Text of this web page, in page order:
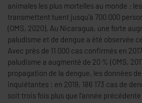
animales les plus mortelles au monde :
transmettent tuent jusqu'à 700 000
(OMS, 2020). Au Nicaragua, une forte
paludisme et de dengue a été observée
Avec près de 11 000 cas confirmés en
paludisme a augmenté de 20 % (OMS,
propagation de la dengue, les données
inquiétantes : en 2019, 186 173 cas de
soit trois fois plus que l'année